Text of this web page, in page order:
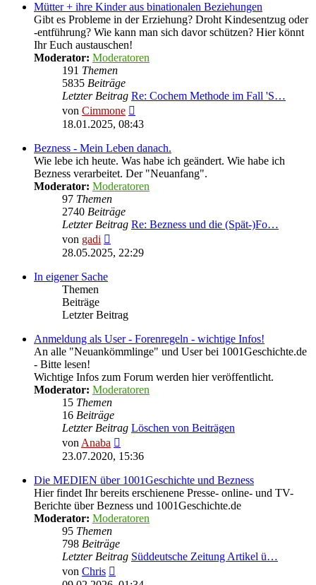
Mütter + ihre Kinder aus binationalen Beziehungen
Gibt es Probleme in der Erziehung? Droht Kindesentzug oder
-entführung? Wie kann man sich davor schützen? Hier könnt
Ihr Euch austauschen!
Moderator: Moderatoren
191 Themen
5835 Beiträge
Letzter Beitrag Re: Cochem Methode im Fall 'S…
von Cimmone
Beitrag
18.01.2025, 08:43
Bezness - Mein Leben danach.
Wie lebe ich heute. Was habe ich geändert. Wie habe ich
Bezness verarbeitet. Der "Neuanfang".
Moderator: Moderatoren
97 Themen
2740 Beiträge
Letzter Beitrag Re: Bezness und die (Spät-)Fo…
von gadi
Beitrag
28.05.2025, 22:29
In eigener Sache
Themen
Beiträge
Letzter Beitrag
Anmeldung als User - Forenregeln - wichtige Infos!
An alle "Neuankömmlinge" und User bei 1001Geschichte.de
- Bitte lesen!
Wichtige Infos zum Forum werden hier veröffentlicht.
Moderator: Moderatoren
15 Themen
16 Beiträge
Letzter Beitrag Löschen von Beiträgen
von Anaba
Beitrag
23.07.2020, 15:36
Die MEDIEN über 1001Geschichte und Bezness
Hier findet Ihr bereits erschienene Presse- online- und TV-
Berichte über Bezness und 1001Geschichte.de
Moderator: Moderatoren
95 Themen
798 Beiträge
Letzter Beitrag Süddeutsche Zeitung Artikel ü…
von Chris
Beitrag